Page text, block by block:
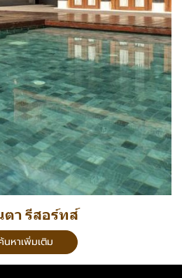
ตา รีสอร์ทส์
นหาเพิ่มเติม